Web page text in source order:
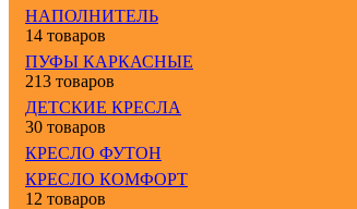
НАПОЛНИТЕЛЬ
14 товаров
ПУФЫ КАРКАСНЫЕ
213 товаров
ДЕТСКИЕ КРЕСЛА
30 товаров
КРЕСЛО ФУТОН
КРЕСЛО КОМФОРТ
12 товаров